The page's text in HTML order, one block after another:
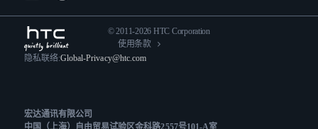
© 2011-2026 HTC Corporation
使用条款
隐私联络:Global-Privacy@htc.com
宏达通讯有限公司
中国（上海）自由贸易试验区金科路2557号101-A室